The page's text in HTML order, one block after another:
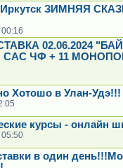
Иркутск ЗИМНЯЯ
02.06.2024
САС ЧФ + 11
Хотошо в Улан-Удэ!!!
курсы - онлайн
в один